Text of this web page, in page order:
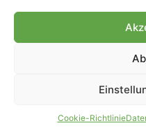
Cookie-Richtlinie
PARTNER WERDEN
AGB